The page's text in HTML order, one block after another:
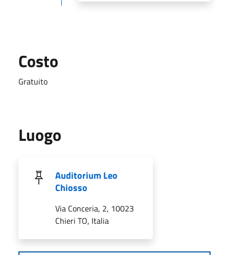
Costo
Gratuito
Luogo
Auditorium Leo
Chiosso
Via Conceria, 2, 10023
Chieri TO, Italia